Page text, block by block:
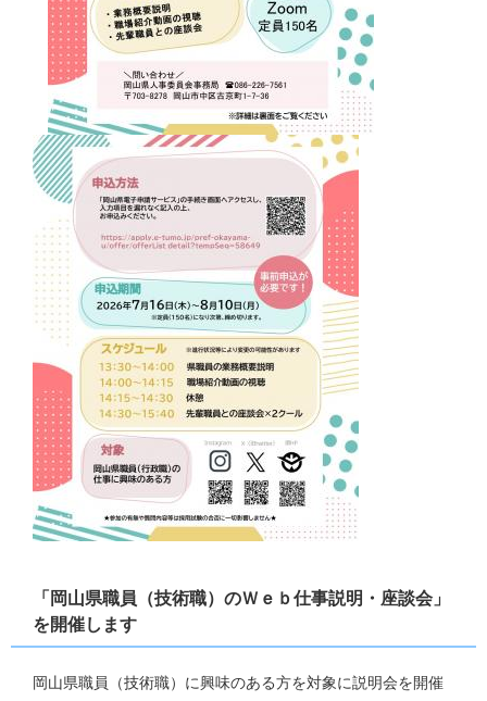
​「岡山県職員（技術職）のＷｅｂ仕事説明・座談会」
を開催します
岡山県職員（技術職）に興味のある方を対象に説明会を開催